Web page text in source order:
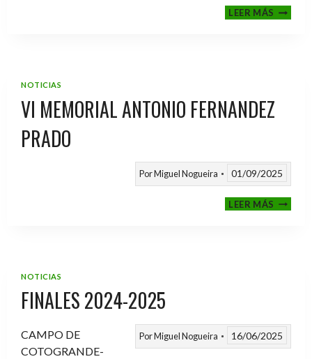
LEER MÁSIII
NOTICIAS
VI MEMORIAL ANTONIO FERNANDEZ
PRADO
PorMiguel Nogueira 01/09/2025
LEER MÁSVI
NOTICIAS
FINALES 2024-2025
PorMiguel Nogueira 16/06/2025
CAMPO DE
COTOGRANDE-